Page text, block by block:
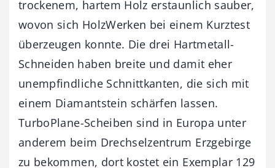
trockenem, hartem Holz erstaunlich sauber,
wovon sich HolzWerken bei einem Kurztest
überzeugen konnte. Die drei Hartmetall-
Schneiden haben breite und damit eher
unempfindliche Schnittkanten, die sich mit
einem Diamantstein schärfen lassen.
TurboPlane-Scheiben sind in Europa unter
anderem beim Drechselzentrum Erzgebirge
zu bekommen, dort kostet ein Exemplar 129